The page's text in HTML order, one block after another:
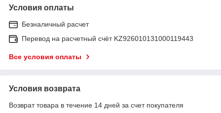
Условия оплаты
Безналичный расчет
Перевод на расчетный счёт KZ926010131000119443
Все условия оплаты
Условия возврата
Возврат товара в течение 14 дней за счет покупателя